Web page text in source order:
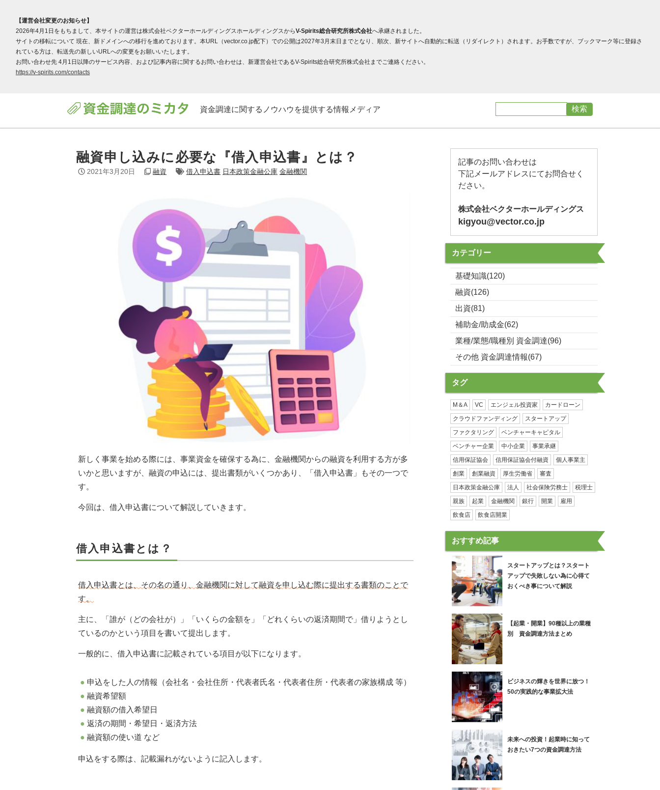
【運営会社変更のお知らせ】
2026年4月1日をもちまして、本サイトの運営は株式会社ベクターホールディングスホールディングスからV-Spirits総合研究所株式会社へ承継されました。
サイトの移転について 現在、新ドメインへの移行を進めております。本URL（vector.co.jp配下）での公開は2027年3月末日までとなり、順次、新サイトへ自動的に転送（リダイレクト）されます。お手数ですが、ブックマーク等に登録さ
れている方は、転送先の新しいURLへの変更をお願いいたします。
お問い合わせ先 4月1日以降のサービス内容、および記事内容に関するお問い合わせは、新運営会社であるV-Spirits総合研究所株式会社までご連絡ください。
https://v-spirits.com/contacts
資金調達に関するノウハウを提供する情報メディア
融資申し込みに必要な『借入申込書』とは？
2021年3月20日 融資 借入申込書 日本政策金融公庫 金融機関
新しく事業を始める際には、事業資金を確保する為に、金融機関からの融資を利用する方が多
いかと思いますが、融資の申込には、提出書類がいくつかあり、「借入申込書」もその一つで
す。
今回は、借入申込書について解説していきます。
借入申込書とは？
借入申込書とは、その名の通り、金融機関に対して融資を申し込む際に提出する書類のことで
す。
主に、「誰が（どの会社が）」「いくらの金額を」「どれくらいの返済期間で」借りようとし
ているのかという項目を書いて提出します。
一般的に、借入申込書に記載されている項目が以下になります。
申込をした人の情報（会社名・会社住所・代表者氏名・代表者住所・代表者の家族構成 等）
融資希望額
融資額の借入希望日
返済の期間・希望日・返済方法
融資額の使い道 など
申込をする際は、記載漏れがないように記入します。
記事のお問い合わせは
下記メールアドレスにてお問合せく
ださい。
株式会社ベクターホールディングス
kigyou@vector.co.jp
カテゴリー
基礎知識(120)
融資(126)
出資(81)
補助金/助成金(62)
業種/業態/職種別 資金調達(96)
その他 資金調達情報(67)
タグ
M＆A VC エンジェル投資家
カードローン
クラウドファンディング
スタートアップ
ファクタリング
ベンチャーキャピタル
ベンチャー企業
中小企業
事業承継
信用保証協会
信用保証協会付融資
個人事業主
創業
創業融資 厚生労働省
審査
日本政策金融公庫
法人 社会保険労務士
税理士
親族
起業 金融機関 銀行 開業
雇用
飲食店
飲食店開業
おすすめ記事
スタートアップとは？スタート
アップで失敗しない為に心得て
おくべき事について解説
【起業・開業】90種以上の業種
別 資金調達方法まとめ
ビジネスの輝きを世界に放つ！
50の実践的な事業拡大法
未来への投資！起業時に知って
おきたい7つの資金調達方法